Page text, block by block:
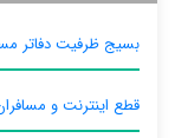
بسیج ظرفیت دفاتر
قطع اینترنت و